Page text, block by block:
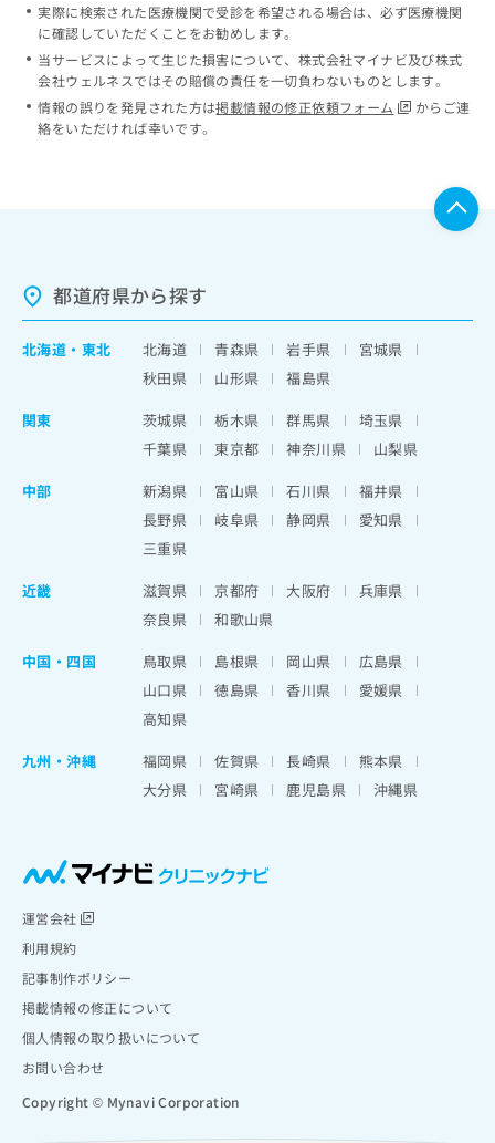
実際に検索された医療機関で受診を希望される場合は、必ず医療機関
に確認していただくことをお勧めします。
当サービスによって生じた損害について、株式会社マイナビ及び株式
会社ウェルネスではその賠償の責任を一切負わないものとします。
情報の誤りを発見された方は掲載情報の修正依頼フォーム
からご連
絡をいただければ幸いです。
都道府県から探す
北海道 ・ 東北 北海道 青森県 岩手県
宮城県
秋田県
山形県
福島県
関東
茨城県 栃木県 群馬県
埼玉県
千葉県
東京都 神奈川県
山梨県
中部
新潟県 富山県 石川県
福井県
長野県
岐阜県 静岡県
愛知県
三重県
近畿
滋賀県 京都府 大阪府
兵庫県
奈良県
和歌山県
中国・四国
鳥取県 島根県 岡山県
広島県
山口県
徳島県 香川県
愛媛県
高知県
九州・沖縄
福岡県 佐賀県 長崎県
熊本県
大分県
宮崎県 鹿児島県 沖縄県
運営会社
利用規約
記事制作ポリシー
掲載情報の修正について
個人情報の取り扱いについて
お問い合わせ
Copyright © Mynavi Corporation